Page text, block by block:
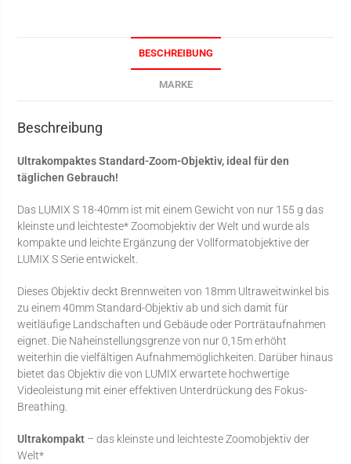
BESCHREIBUNG
MARKE
Beschreibung
Ultrakompaktes Standard-Zoom-Objektiv, ideal für den
täglichen Gebrauch!
Das LUMIX S 18-40mm ist mit einem Gewicht von nur 155 g das
kleinste und leichteste* Zoomobjektiv der Welt und wurde als
kompakte und leichte Ergänzung der Vollformatobjektive der
LUMIX S Serie entwickelt.
Dieses Objektiv deckt Brennweiten von 18mm Ultraweitwinkel bis
zu einem 40mm Standard-Objektiv ab und sich damit für
weitläufige Landschaften und Gebäude oder Porträtaufnahmen
eignet. Die Naheinstellungsgrenze von nur 0,15m erhöht
weiterhin die vielfältigen Aufnahmemöglichkeiten. Darüber hinaus
bietet das Objektiv die von LUMIX erwartete hochwertige
Videoleistung mit einer effektiven Unterdrückung des Fokus-
Breathing.
Ultrakompakt – das kleinste und leichteste Zoomobjektiv der
Welt*